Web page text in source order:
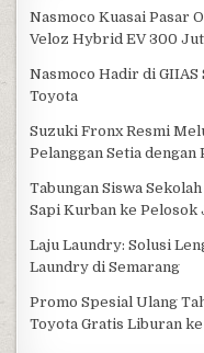
Nasmoco Kuasai Pasar
Veloz Hybrid EV 300
Nasmoco Hadir di
Toyota
Suzuki Fronx Resmi
Pelanggan Setia dengan
Tabungan Siswa
Sapi Kurban ke Pelosok
Laju Laundry: Solusi
Laundry di Semarang
Promo Spesial Ulang
Toyota Gratis Liburan